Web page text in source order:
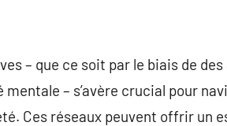
– que ce soit par le biais de
– s’avère crucial pour
Ces réseaux peuvent offrir un